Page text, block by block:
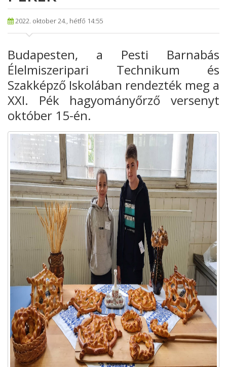
2022. oktober 24., hétfő 14:55
Budapesten, a Pesti Barnabás
Élelmiszeripari Technikum és
Szakképző Iskolában rendezték meg a
XXI. Pék hagyományőrző versenyt
október 15-én.